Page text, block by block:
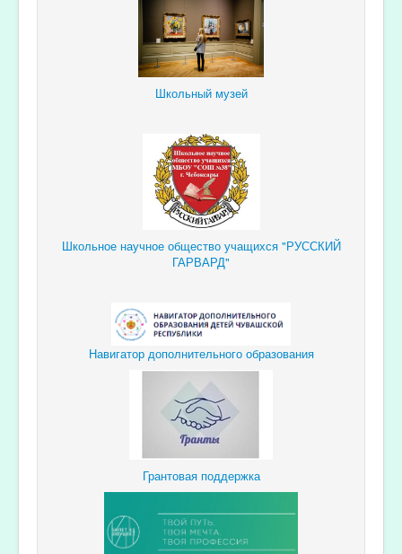
Школьный музей
Школьное научное общество учащихся "РУССКИЙ
ГАРВАРД"
Навигатор дополнительного образования
Грантовая поддержка